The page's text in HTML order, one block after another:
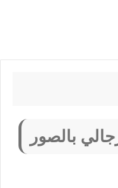
بالصور